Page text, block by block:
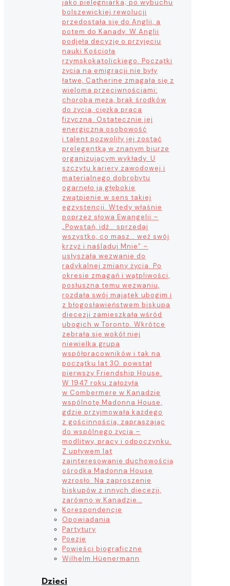
jako pielęgniarka; po wybuchu
bolszewickiej rewolucji
przedostała się do Anglii, a
potem do Kanady. W Anglii
podjęła decyzję o przyjęciu
nauki Kościoła
rzymskokatolickiego. Początki
życia na emigracji nie były
łatwe, Catherine zmagała się z
wieloma przeciwnościami:
choroba męża, brak środków
do życia, ciężka praca
fizyczna. Ostatecznie jej
energiczna osobowość
i talent pozwoliły jej zostać
prelegentką w znanym biurze
organizującym wykłady. U
szczytu kariery zawodowej i
materialnego dobrobytu
ogarnęło ją głębokie
zwątpienie w sens takiej
egzystencji. Wtedy właśnie
poprzez słowa Ewangelii –
„Powstań, idź… sprzedaj
wszystko, co masz… weź swój
krzyż i naśladuj Mnie” –
usłyszała wezwanie do
radykalnej zmiany życia. Po
okresie zmagań i wątpliwości,
posłuszna temu wezwaniu,
rozdała swój majątek ubogim i
z błogosławieństwem biskupa
diecezji zamieszkała wśród
ubogich w Toronto. Wkrótce
zebrała się wokół niej
niewielka grupa
współpracowników i tak na
początku lat 30. powstał
pierwszy Friendship House.
W 1947 roku założyła
w Combermere w Kanadzie
wspólnotę Madonna House,
gdzie przyjmowała każdego
z gościnnością, zapraszając
do wspólnego życia –
modlitwy, pracy i odpoczynku.
Z upływem lat
zainteresowanie duchowością
ośrodka Madonna House
wzrosło. Na zaproszenie
biskupów z innych diecezji,
zarówno w Kanadzie…
Korespondencje
Opowiadania
Partytury
Poezje
Powieści biograficzne
Wilhelm Hüenermann
Dzieci